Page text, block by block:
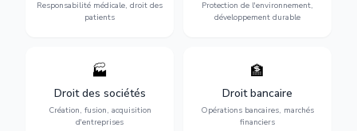
Responsabilité médicale, droit des
patients
indemnisation.
Protection de l'environnement,
développement durable
développement durable.
🏭
Droit des sociétés
Création, fusion, acquisition
d'entreprises
Structuration de votre
société : création, fusion-
acquisition, gouvernance et
restructuration.
🏦
Droit bancaire
Opérations bancaires, marchés
financiers
Gestion de vos opérations
financières : contentieux
bancaire, investissements et
régulation.